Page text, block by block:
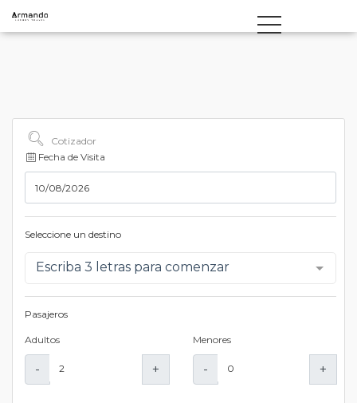
Cotizador
Fecha de Visita
Seleccione un destino
Escriba 3 letras para comenzar
Pasajeros
Adultos
- +
Menores
- +